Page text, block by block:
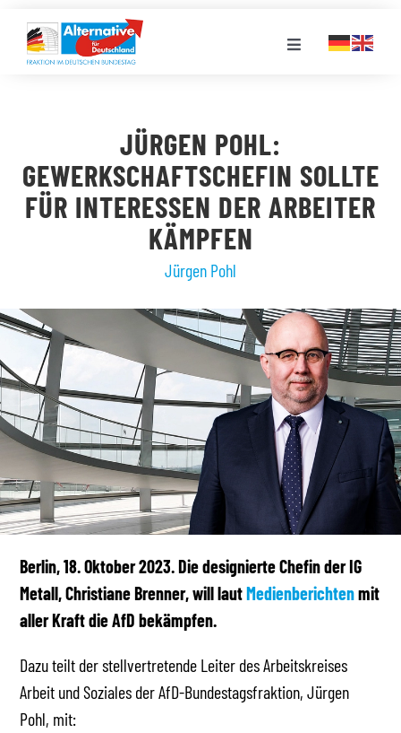
Inhalt
springen
Toggle
LANDESGRUPPEN
VERANSTALTUNGEN
STELLENPORTAL
MEDIATHEK
JÜRGEN POHL:
GEWERKSCHAFTSCHEFIN SOLLTE
FÜR INTERESSEN DER ARBEITER
KÄMPFEN
Jürgen Pohl
Berlin, 18. Oktober 2023. Die designierte Chefin der IG
Metall, Christiane Brenner, will lautMedienberichtenmit
aller Kraft die AfD bekämpfen.
Dazu teilt der stellvertretende Leiter des Arbeitskreises
Arbeit und Soziales der AfD-Bundestagsfraktion, Jürgen
Pohl, mit: